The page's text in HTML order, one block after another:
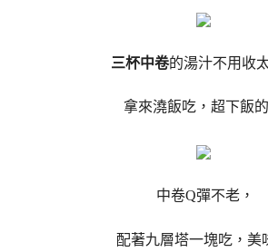
三杯中卷的湯汁不用收
拿來澆飯吃，超下飯的
中卷Q彈不老，
配著九層塔一塊吃，美